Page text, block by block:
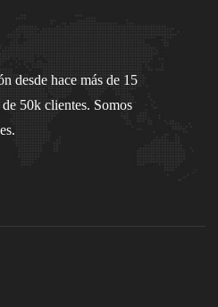
desde hace más de 15
50k clientes. Somos